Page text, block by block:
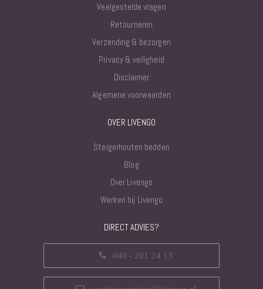
Veelgestelde vragen
Retourneren
Verzending & bezorgen
Privacy & veiligheid
Disclaimer
Algemene voorwaarden
OVER LIVENGO
Steigerhouten bedden
Blog
Over Livengo
Werken bij Livengo
DIRECT ADVIES?
040 - 201 24 13